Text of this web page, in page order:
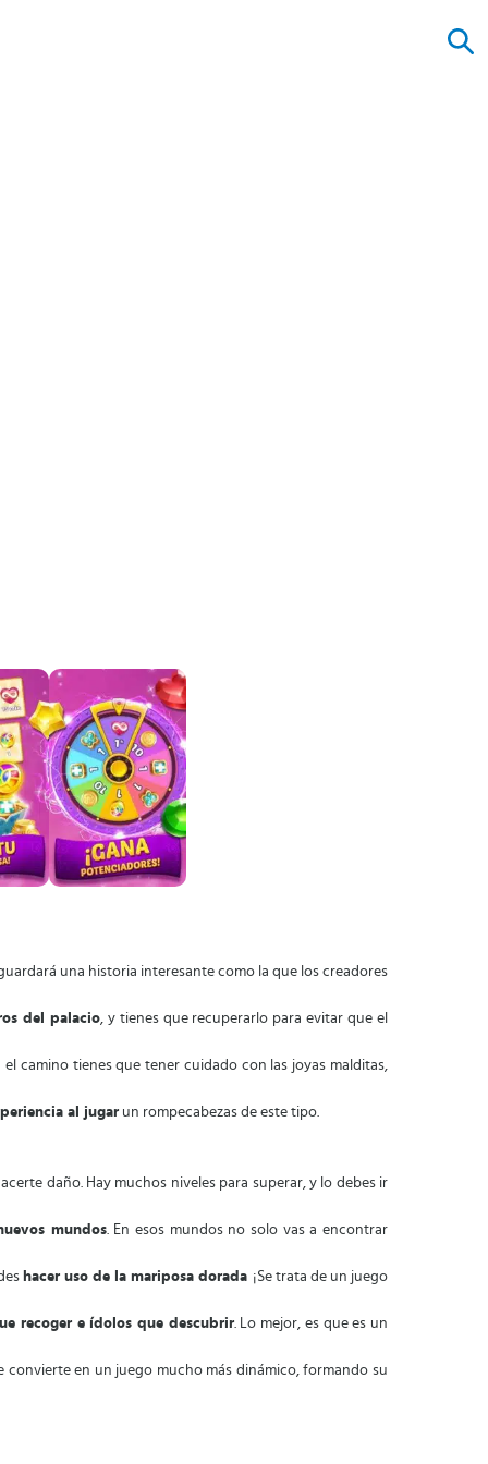
una historia interesante como la que los creadores
del palacio, y tienes que recuperarlo para evitar que el
camino tienes que tener cuidado con las joyas malditas,
al jugar un rompecabezas de este tipo.
daño. Hay muchos niveles para superar, y lo debes ir
mundos. En esos mundos no solo vas a encontrar
hacer uso de la mariposa dorada ¡Se trata de un juego
recoger e ídolos que descubrir. Lo mejor, es que es un
convierte en un juego mucho más dinámico, formando su